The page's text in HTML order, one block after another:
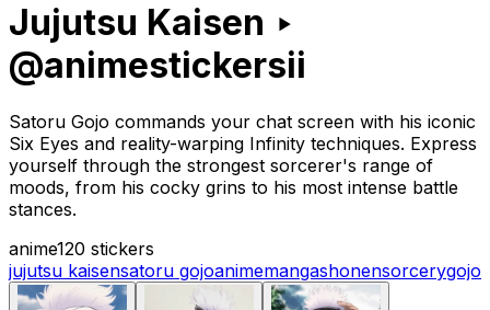
Jujutsu Kaisen ‣
@animestickersii
Satoru Gojo commands your chat screen with his iconic
Six Eyes and reality-warping Infinity techniques. Express
yourself through the strongest sorcerer's range of
moods, from his cocky grins to his most intense battle
stances.
anime120 stickers
jujutsu kaisensatoru gojoanimemangashonensorcerygojo